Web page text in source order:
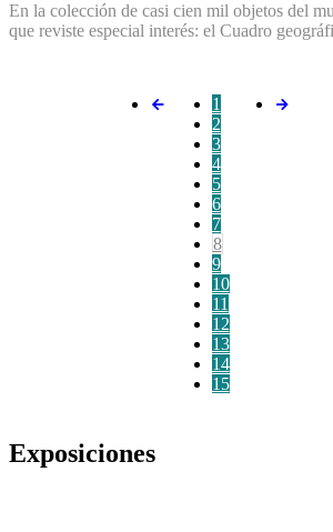
En la colección de casi cien mil objetos del
que reviste especial interés: el Cuadro
1
2
3
4
5
6
7
8
9
10
11
12
13
14
15
Exposiciones